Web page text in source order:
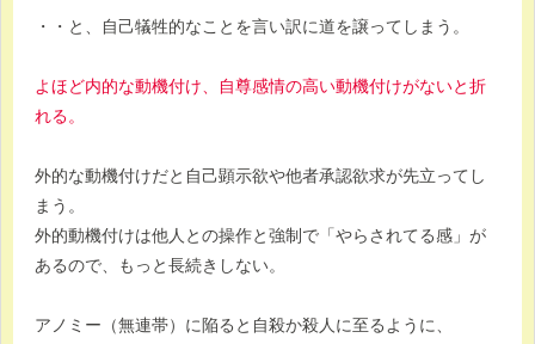
・・と、自己犠牲的なことを言い訳に道を譲ってしまう。
よほど内的な動機付け、自尊感情の高い動機付けがないと折
れる。
外的な動機付けだと自己顕示欲や他者承認欲求が先立ってし
まう。
外的動機付けは他人との操作と強制で「やらされてる感」が
あるので、もっと長続きしない。
アノミー（無連帯）に陥ると自殺か殺人に至るように、